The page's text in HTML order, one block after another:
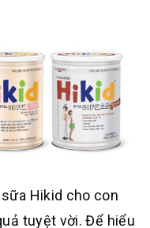
Hikid cho con
tuyệt vời. Để hiểu